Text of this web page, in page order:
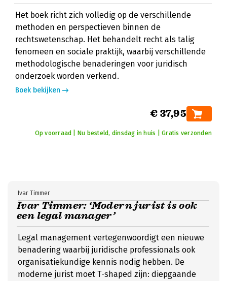
Het boek richt zich volledig op de verschillende
methoden en perspectieven binnen de
rechtswetenschap. Het behandelt recht als talig
fenomeen en sociale praktijk, waarbij verschillende
methodologische benaderingen voor juridisch
onderzoek worden verkend.
Boek bekijken
€ 37,95
Op voorraad | Nu besteld, dinsdag in huis | Gratis verzonden
Ivar Timmer: ‘Modern jurist is ook
een legal manager’
Ivar Timmer
Legal management vertegenwoordigt een nieuwe
benadering waarbij juridische professionals ook
organisatiekundige kennis nodig hebben. De
moderne jurist moet T-shaped zijn: diepgaande